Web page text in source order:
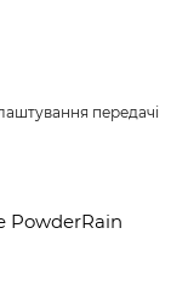
передачі
PowderRain